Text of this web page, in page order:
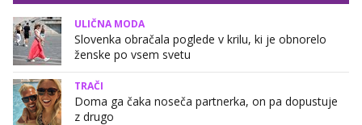
ULIČNA MODA
Slovenka obračala poglede v krilu, ki je obnorelo
ženske po vsem svetu
TRAČI
Doma ga čaka noseča partnerka, on pa dopustuje
z drugo